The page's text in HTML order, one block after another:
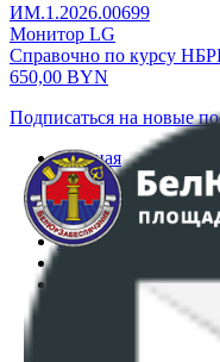
ИМ.1.2026.00699
Монитор LG
Справочно по курсу
650,00 BYN
Подписаться на новые
Главная
Аукционы
Интернет-магазин
Регламент
Политика в
ПОЛОЖЕНИЕ О